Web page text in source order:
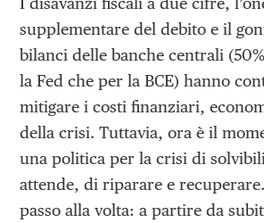
supplementare del debito e il
bilanci delle banche centrali
la Fed che per la BCE) hanno
mitigare i costi finanziari,
della crisi. Tuttavia, ora è il
una politica per la crisi di
attende, di riparare e
passo alla volta: a partire da